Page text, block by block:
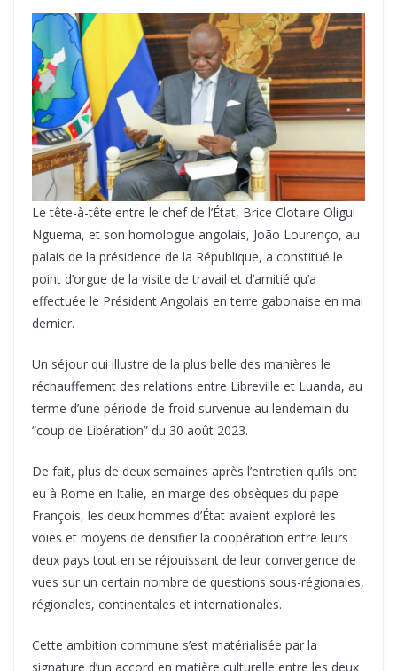
Le tête-à-tête entre le chef de l’État, Brice Clotaire Oligui
Nguema, et son homologue angolais, João Lourenço, au
palais de la présidence de la République, a constitué le
point d’orgue de la visite de travail et d’amitié qu’a
effectuée le Président Angolais en terre gabonaise en mai
dernier.
Un séjour qui illustre de la plus belle des manières le
réchauffement des relations entre Libreville et Luanda, au
terme d’une période de froid survenue au lendemain du
“coup de Libération” du 30 août 2023.
De fait, plus de deux semaines après l’entretien qu’ils ont
eu à Rome en Italie, en marge des obsèques du pape
François, les deux hommes d’État avaient exploré les
voies et moyens de densifier la coopération entre leurs
deux pays tout en se réjouissant de leur convergence de
vues sur un certain nombre de questions sous-régionales,
régionales, continentales et internationales.
Cette ambition commune s’est matérialisée par la
signature d’un accord en matière culturelle entre les deux